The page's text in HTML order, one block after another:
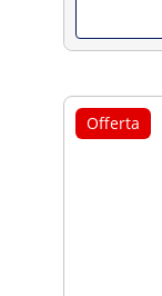
Offerta